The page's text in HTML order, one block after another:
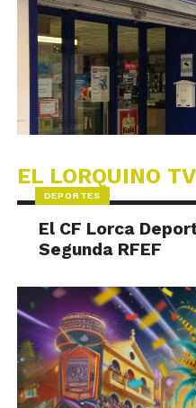
EL LORQUINO TV
DEPORTES
El CF Lorca
Segunda RFEF